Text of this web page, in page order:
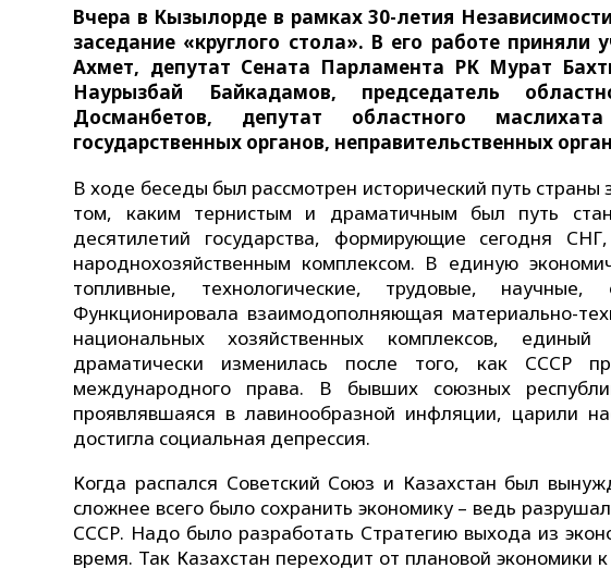
Вчера в Кызылорде в рамках 30-летия
заседание «круглого стола». В его работе приняли
Ахмет, депутат Сената Парламента РК Мурат
Наурызбай Байкадамов, председатель
Досманбетов, депутат областного
государственных органов, неправительственных
В ходе беседы был рассмотрен исторический путь страны
том, каким тернистым и драматичным был путь
десятилетий государства, формирующие сегодня
народнохозяйственным комплексом. В единую
топливные, технологические, трудовые,
Функционировала взаимодополняющая материально-
национальных хозяйственных комплексов, единый
драматически изменилась после того, как СССР
международного права. В бывших союзных
проявлявшаяся в лавинообразной инфляции, царили
достигла социальная депрессия.
Когда распался Советский Союз и Казахстан был
сложнее всего было сохранить экономику – ведь
СССР. Надо было разработать Стратегию выхода из
время. Так Казахстан переходит от плановой экономики